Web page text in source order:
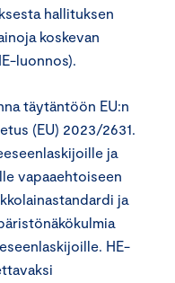
hallituksen
koskevan
luonnos).
täytäntöön EU:n
(EU) 2023/2631.
ja
vapaaehtoiseen
ja
HE-